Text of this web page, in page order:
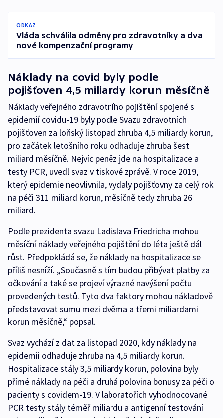
ODKAZ
Vláda schválila odměny pro zdravotníky a dva
nové kompenzační programy
Náklady na covid byly podle
pojišťoven 4,5 miliardy korun měsíčně
Náklady veřejného zdravotního pojištění spojené s
epidemií covidu-19 byly podle Svazu zdravotních
pojišťoven za loňský listopad zhruba 4,5 miliardy korun,
pro začátek letošního roku odhaduje zhruba šest
miliard měsíčně. Nejvíc peněz jde na hospitalizace a
testy PCR, uvedl svaz v tiskové zprávě. V roce 2019,
který epidemie neovlivnila, vydaly pojišťovny za celý rok
na péči 311 miliard korun, měsíčně tedy zhruba 26
miliard.
Podle prezidenta svazu Ladislava Friedricha mohou
měsíční náklady veřejného pojištění do léta ještě dál
růst. Předpokládá se, že náklady na hospitalizace se
příliš nesníží. „Současně s tím budou přibývat platby za
očkování a také se projeví výrazné navýšení počtu
provedených testů. Tyto dva faktory mohou nákladově
představovat sumu mezi dvěma a třemi miliardami
korun měsíčně,“ popsal.
Svaz vychází z dat za listopad 2020, kdy náklady na
epidemii odhaduje zhruba na 4,5 miliardy korun.
Hospitalizace stály 3,5 miliardy korun, polovina byly
přímé náklady na péči a druhá polovina bonusy za péči o
pacienty s covidem-19. V laboratořích vyhodnocované
PCR testy stály téměř miliardu a antigenní testování